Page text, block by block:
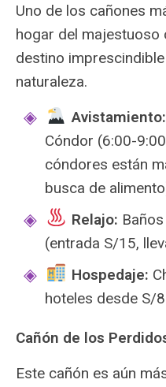
albergan antiguos
un refugio para
Uno de los cañones
hogar del majestuoso
destino
naturaleza.
Avistamiento:
Cóndor (6:00-
cóndores están
busca de
Relajo:
(entrada S/15,
Hospedaje:
hoteles desde S/
Cañón de los
Este cañón es aún